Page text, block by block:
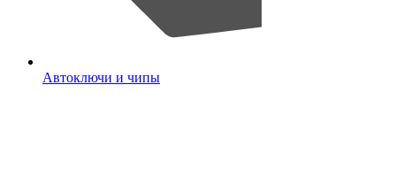
Автоключи и чипы